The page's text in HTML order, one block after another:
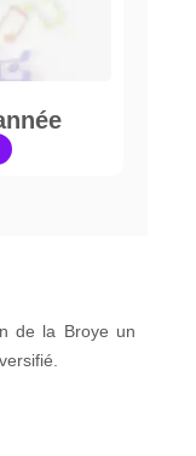
de la Broye un